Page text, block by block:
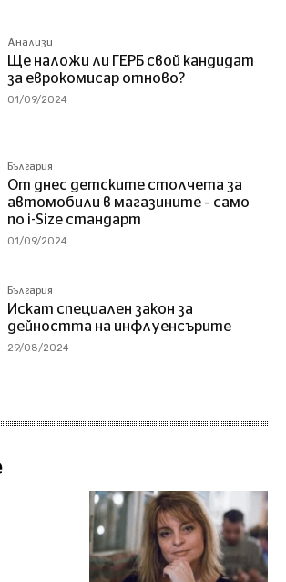
Анализи
Ще наложи ли ГЕРБ свой кандидат
за еврокомисар отново?
01/09/2024
България
От днес детските столчета за
автомобили в магазините – само
по i-Size стандарт
01/09/2024
България
Искат специален закон за
дейността на инфлуенсърите
29/08/2024